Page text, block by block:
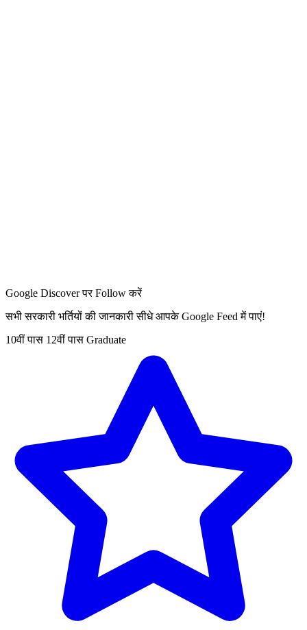
Google Discover पर Follow करें
सभी सरकारी भर्तियों की जानकारी सीधे आपके Google Feed में पाएं!
10वीं पास 12वीं पास Graduate